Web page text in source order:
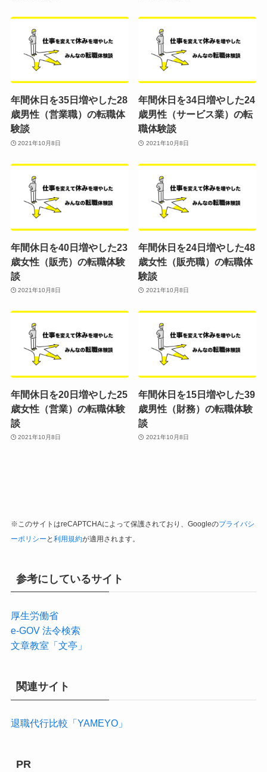
年間休日を35日増やした28
歳男性（営業職）の転職体
験談
2021年10月8日
年間休日を34日増やした24
歳男性（サービス業）の転
職体験談
2021年10月8日
年間休日を40日増やした23
歳女性（販売）の転職体験
談
2021年10月8日
年間休日を24日増やした48
歳女性（販売職）の転職体
験談
2021年10月8日
年間休日を20日増やした25
歳女性（営業）の転職体験
談
2021年10月8日
年間休日を15日増やした39
歳男性（財務）の転職体験
談
2021年10月8日
※このサイトはreCAPTCHAによって保護されており、Googleのプライバシ
ーポリシー と 利用規約が適用されます。
参考にしているサイト
厚生労働省
e-GOV 法令検索
文章教室「文亭」
関連サイト
退職代行比較「YAMEYO」
PR